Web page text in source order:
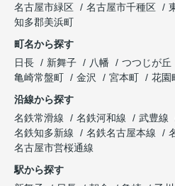
名古屋市緑区
名古屋市千種区
知多郡美浜町
町名から探す
日長
新舞子 八幡 つつじが丘
亀崎常盤町
金沢 宮本町
花園
沿線から探す
名鉄常滑線
名鉄河和線 武豊線
名鉄知多新線
名鉄名古屋本線
名古屋市営桜通線
駅から探す